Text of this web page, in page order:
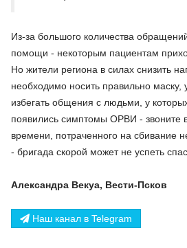
Из-за большого количества
помощи - некоторым пациентам
Но жители региона в силах снизить
необходимо носить правильно маску,
избегать общения с людьми, у
появились симптомы ОРВИ - звоните
времени, потраченного на сбивание
- бригада скорой может не успеть
Александра Векуа, Вести-Псков
Наш канал в Telegram